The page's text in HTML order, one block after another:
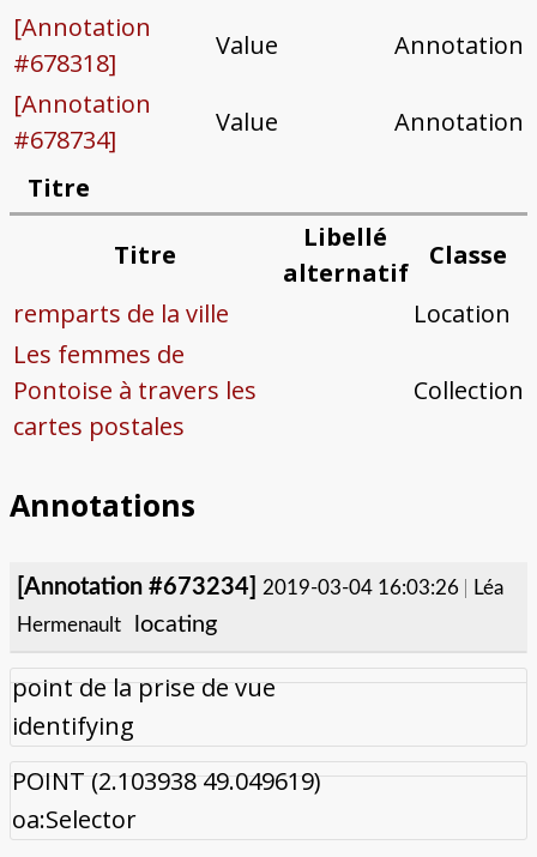
[Annotation
#678318]
Value
Annotation
[Annotation
#678734]
Value Annotation
Titre
Titre
Libellé
alternatif
Classe
remparts de la ville
Location
Les femmes de
Pontoise à travers les
cartes postales
Collection
Annotations
[Annotation #673234] 2019-03-04 16:03:26
Léa
Hermenault
locating
point de la prise de vue
identifying
POINT (2.103938 49.049619)
oa:Selector